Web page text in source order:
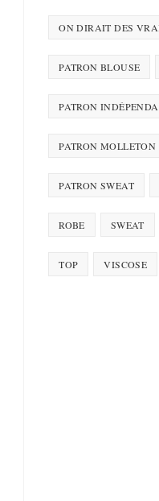
ON DIRAIT DES
PATRON BLOUSE
PATRON
PATRON MOLLETON
PATRON SWEAT
ROBE SWEAT
TOP VISCOSE